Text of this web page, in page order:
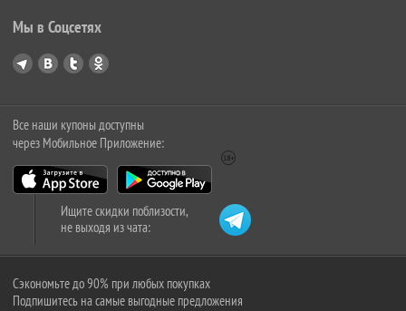
Мы в Соцсетях
Все наши купоны доступны
через Мобильное Приложение:
Ищите скидки поблизости,
не выходя из чата:
Сэкономьте до 90% при любых покупках
Подпишитесь на самые выгодные предложения